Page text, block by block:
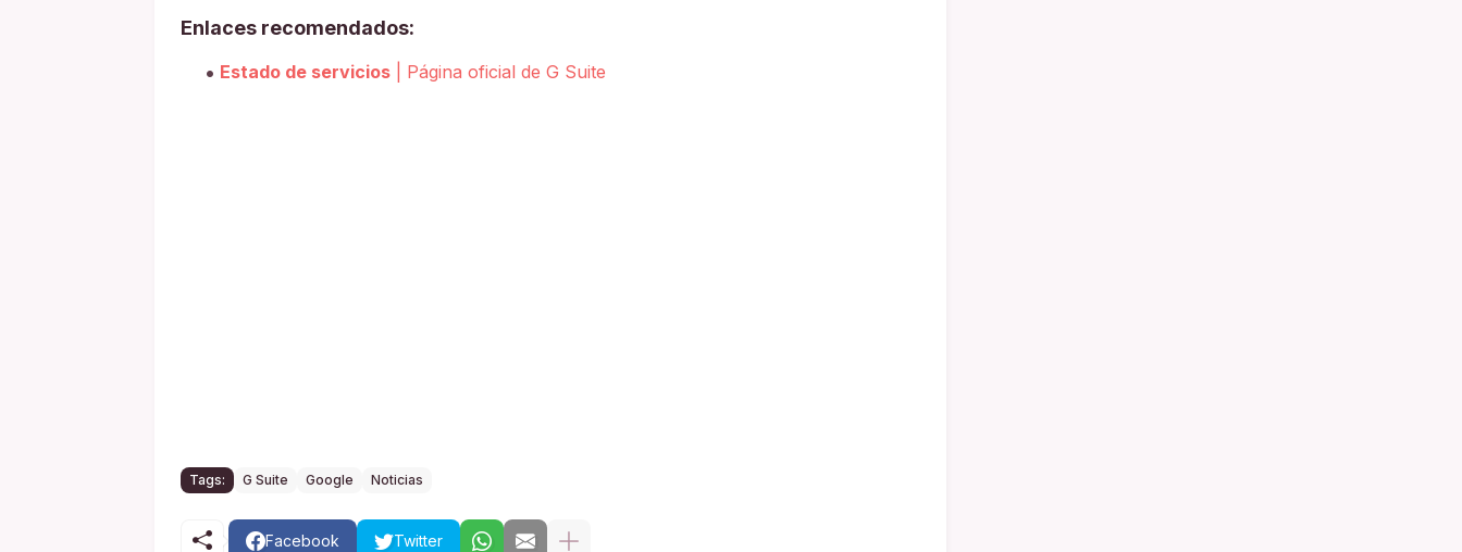
Enlaces recomendados:
Estado de servicios | Página oficial de G Suite
Tags: G Suite Google Noticias
Facebook Twitter